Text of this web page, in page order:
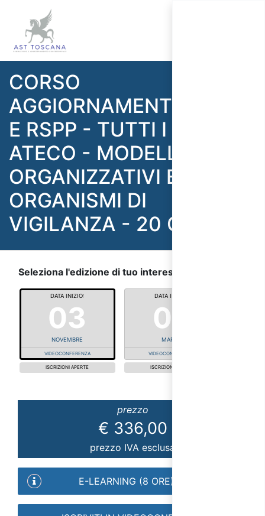
CORSO
AGGIORNAMENTO ASPP
E RSPP - TUTTI I SETTORI
ATECO - MODELLI
ORGANIZZATIVI E
ORGANISMI DI
VIGILANZA - 20 ORE